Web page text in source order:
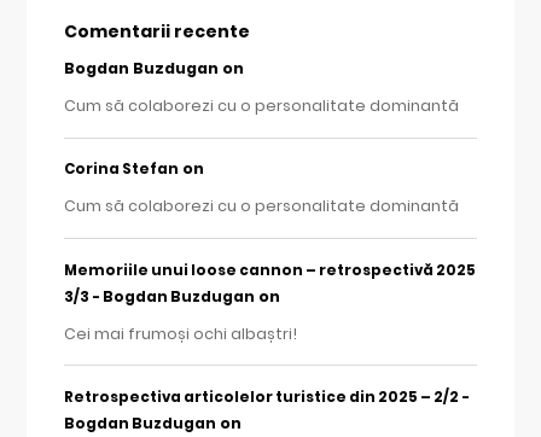
Comentarii recente
Bogdan Buzdugan on
Cum să colaborezi cu o personalitate dominantă
Corina Stefan on
Cum să colaborezi cu o personalitate dominantă
Memoriile unui loose cannon – retrospectivă 2025
3/3 - Bogdan Buzdugan on
Cei mai frumoși ochi albaștri!
Retrospectiva articolelor turistice din 2025 – 2/2 -
Bogdan Buzdugan on